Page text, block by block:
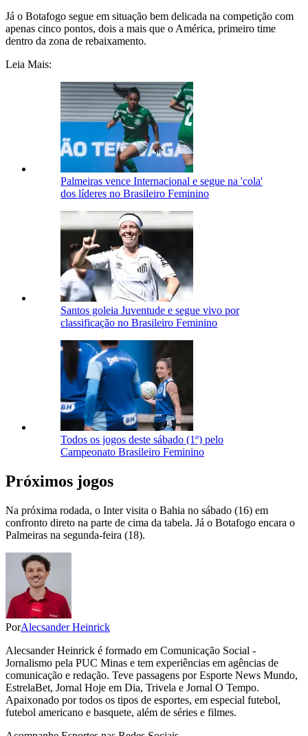
Já o Botafogo segue em situação bem delicada na competição com
apenas cinco pontos, dois a mais que o América, primeiro time
dentro da zona de rebaixamento.
Leia Mais:
Palmeiras vence Internacional e segue na 'cola'
dos líderes no Brasileiro Feminino
Santos goleia Juventude e segue vivo por
classificação no Brasileiro Feminino
Todos os jogos deste sábado (1º) pelo
Campeonato Brasileiro Feminino
Próximos jogos
Na próxima rodada, o Inter visita o Bahia no sábado (16) em
confronto direto na parte de cima da tabela. Já o Botafogo encara o
Palmeiras na segunda-feira (18).
PorAlecsander Heinrick
Alecsander Heinrick é formado em Comunicação Social -
Jornalismo pela PUC Minas e tem experiências em agências de
comunicação e redação. Teve passagens por Esporte News Mundo,
EstrelaBet, Jornal Hoje em Dia, Trivela e Jornal O Tempo.
Apaixonado por todos os tipos de esportes, em especial futebol,
futebol americano e basquete, além de séries e filmes.